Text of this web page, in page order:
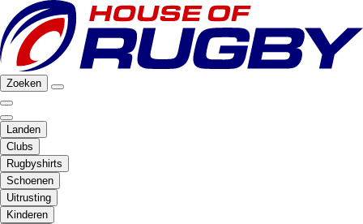
Zoeken
Landen
Clubs
Rugbyshirts
Schoenen
Uitrusting
Kinderen